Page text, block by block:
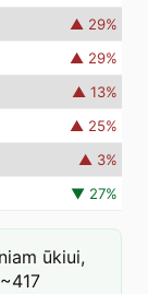
▲ 29%
▲ 29%
▲ 13%
▲ 25%
▲ 3%
▼ 27%
ūkiui,